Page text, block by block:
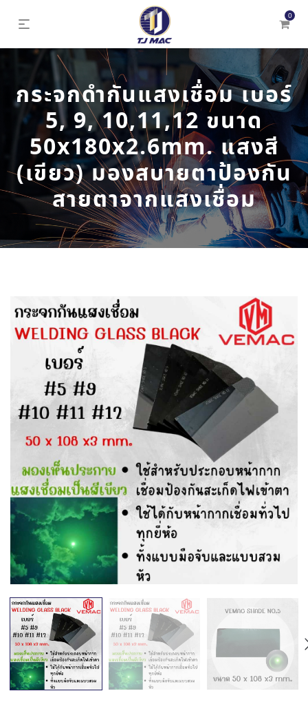
0
กระจกดำกันแสงเชื่อม เบอร์
5, 9, 10,11,12 ขนาด
50x180x2.6mm. แสงสี
(เขียว) มองสบายตาป้องกัน
สายตาจากแสงเชื่อม